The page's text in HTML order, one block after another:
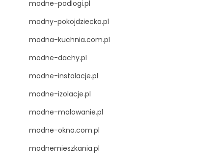
modne-podlogi.pl
modny-pokojdziecka.pl
modna-kuchnia.com.pl
modne-dachy.pl
modne-instalacje.pl
modne-izolacje.pl
modne-malowanie.pl
modne-okna.com.pl
modnemieszkania.pl